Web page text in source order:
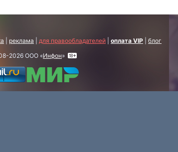
реклама для правообладателей оплата VIP
блог
2026 ООО «Инфон»